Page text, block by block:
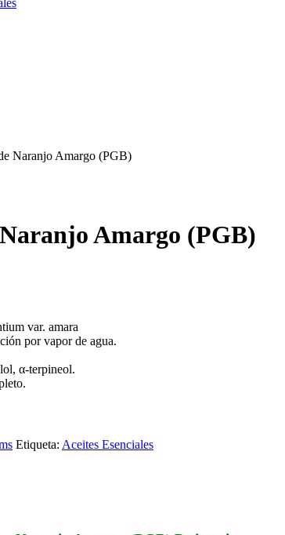
Naranjo Amargo (PGB)
Amargo (PGB)
var. amara
por vapor de agua.
α-terpineol.
Etiqueta: Aceites Esenciales